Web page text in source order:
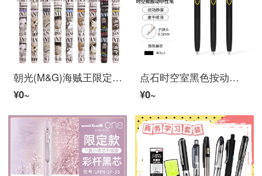
朝光(M&G)海贼王限定BORN 0.5 mm直液式跑珠笔黑色航海王限定サインペン学生用大容量水笔3倍速乾笔指名手配令/黑色/3本(ランダム人物)41801
¥0~
点石时空室黑色按动波尔班0.5 mm速乾顺滑宇宙船笔サイン笔オフィス学生试験用静音大学院受験専用インクDS-0154黒杆3本
¥0~